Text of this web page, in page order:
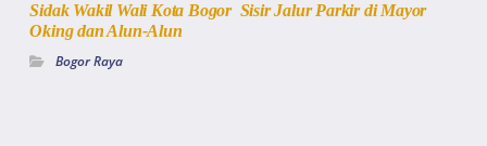
Sidak Wakil Wali Kota Bogor Sisir Jalur Parkir di Mayor
Oking dan Alun-Alun
Bogor Raya